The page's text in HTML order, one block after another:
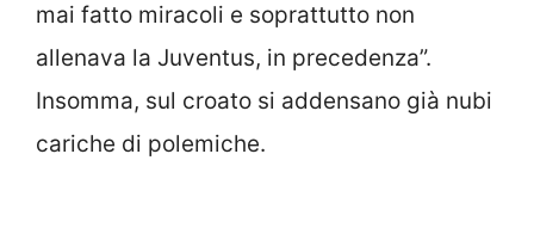
mai fatto miracoli e soprattutto non
allenava la Juventus, in precedenza”.
Insomma, sul croato si addensano già nubi
cariche di polemiche.